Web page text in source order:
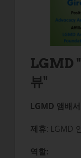
LGMD "
뷰"
LGMD 앰배
제휴: LGMD
역할: 옹